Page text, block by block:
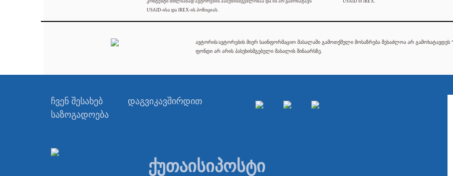
კონტენტი მთლიანად ავტორების პასუხისმგებლობაა და ის არ გამოხატავს
USAID-ისა და IREX-ის პოზიციას.
USAID or IREX.
ავტორის/ავტორების მიერ საინფორმაციო მასალაში გამოთქმული მოსაზრება შესაძლოა არ
ფონდი არ არის პასუხისმგებელი მასალის შინაარსზე.
ჩვენ შესახებ
დაგვიკავშირდით
საზოგადოება
ქუთაისიპოსტი